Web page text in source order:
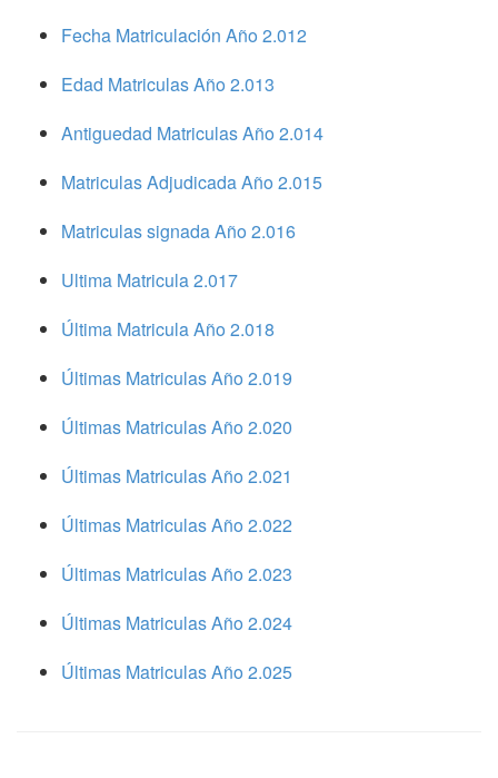
Fecha Matriculación Año 2.012
Edad Matriculas Año 2.013
Antiguedad Matriculas Año 2.014
Matriculas Adjudicada Año 2.015
Matriculas signada Año 2.016
Ultima Matricula 2.017
Última Matricula Año 2.018
Últimas Matriculas Año 2.019
Últimas Matriculas Año 2.020
Últimas Matriculas Año 2.021
Últimas Matriculas Año 2.022
Últimas Matriculas Año 2.023
Últimas Matriculas Año 2.024
Últimas Matriculas Año 2.025